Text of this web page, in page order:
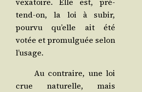
tend-on, la loi à subir,
pour­vu qu’elle ait été
votée et pro­mul­guée selon
l’usage.
Au contraire, une loi
crue natu­relle, mais